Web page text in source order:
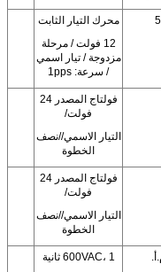
محرك التيار الثابت
12 فولت / مرحلة
مزدوجة / تيار اسمي
/ سرعة: 1pps
فولتاج المصدر 24
فولت/
التيار الاسمي//نصف
الخطوة
فولتاج المصدر 24
فولت/
التيار الاسمي//نصف
الخطوة
600VAC، 1 ثانية